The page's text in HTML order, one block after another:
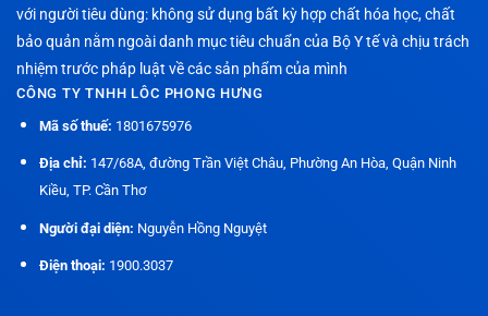
với người tiêu dùng: không sử dụng bất kỳ hợp chất hóa học, chất
bảo quản nằm ngoài danh mục tiêu chuẩn của Bộ Y tế và chịu trách
nhiệm trước pháp luật về các sản phẩm của mình
CÔNG TY TNHH LÔC PHONG HƯNG
Mã số thuế: 1801675976
Địa chỉ: 147/68A, đường Trần Việt Châu, Phường An Hòa, Quận Ninh
Kiều, TP. Cần Thơ
Người đại diện: Nguyễn Hồng Nguyệt
Điện thoại: 1900.3037